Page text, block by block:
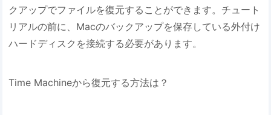
クアップでファイルを復元することができます。チュート
リアルの前に、Macのバックアップを保存している外付け
ハードディスクを接続する必要があります。
Time Machineから復元する方法は？